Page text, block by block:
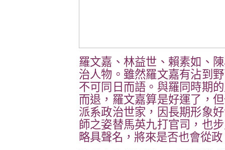
羅文嘉、林益世、賴素如、
治人物。雖然羅文嘉有沾到
不可同日而語。與羅同時期
而退，羅文嘉算是好運了，
派系政治世家，因長期形象
師之姿替馬英九打官司，也
略具聲名，將來是否也會從政